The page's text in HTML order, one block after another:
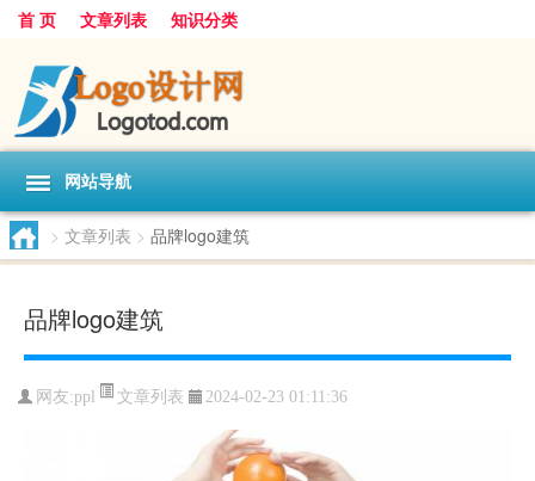
首 页 文章列表 知识分类
网站导航
> 文章列表 > 品牌logo建筑
品牌logo建筑
网友:ppl 文章列表 2024-02-23 01:11:36